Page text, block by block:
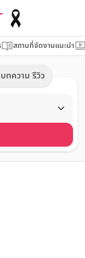
สถานที่จัดงานแนะนำ
บทความ รีวิว